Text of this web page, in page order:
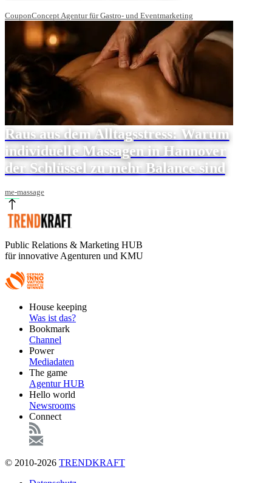
CouponConcept Agentur für Gastro- und Eventmarketing
Raus aus dem Alltagsstress: Warum
individuelle Massagen in Hannover
der Schlüssel zu mehr Balance sind
me-massage
Public Relations & Marketing HUB
für innovative Agenturen und KMU
FooterHouse keeping
Was ist das?
Bookmark
Channel
Power
Mediadaten
The game
Agentur HUB
Hello world
Newsrooms
Connect
© 2010-2026 TRENDKRAFT